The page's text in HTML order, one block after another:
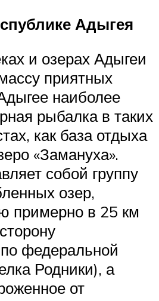
Адыгея
и озерах Адыгеи
приятных
наиболее
рыбалка в таких
как база отдыха
«Замануха».
собой группу
озер,
примерно в 25 км
федеральной
Родники), а
от